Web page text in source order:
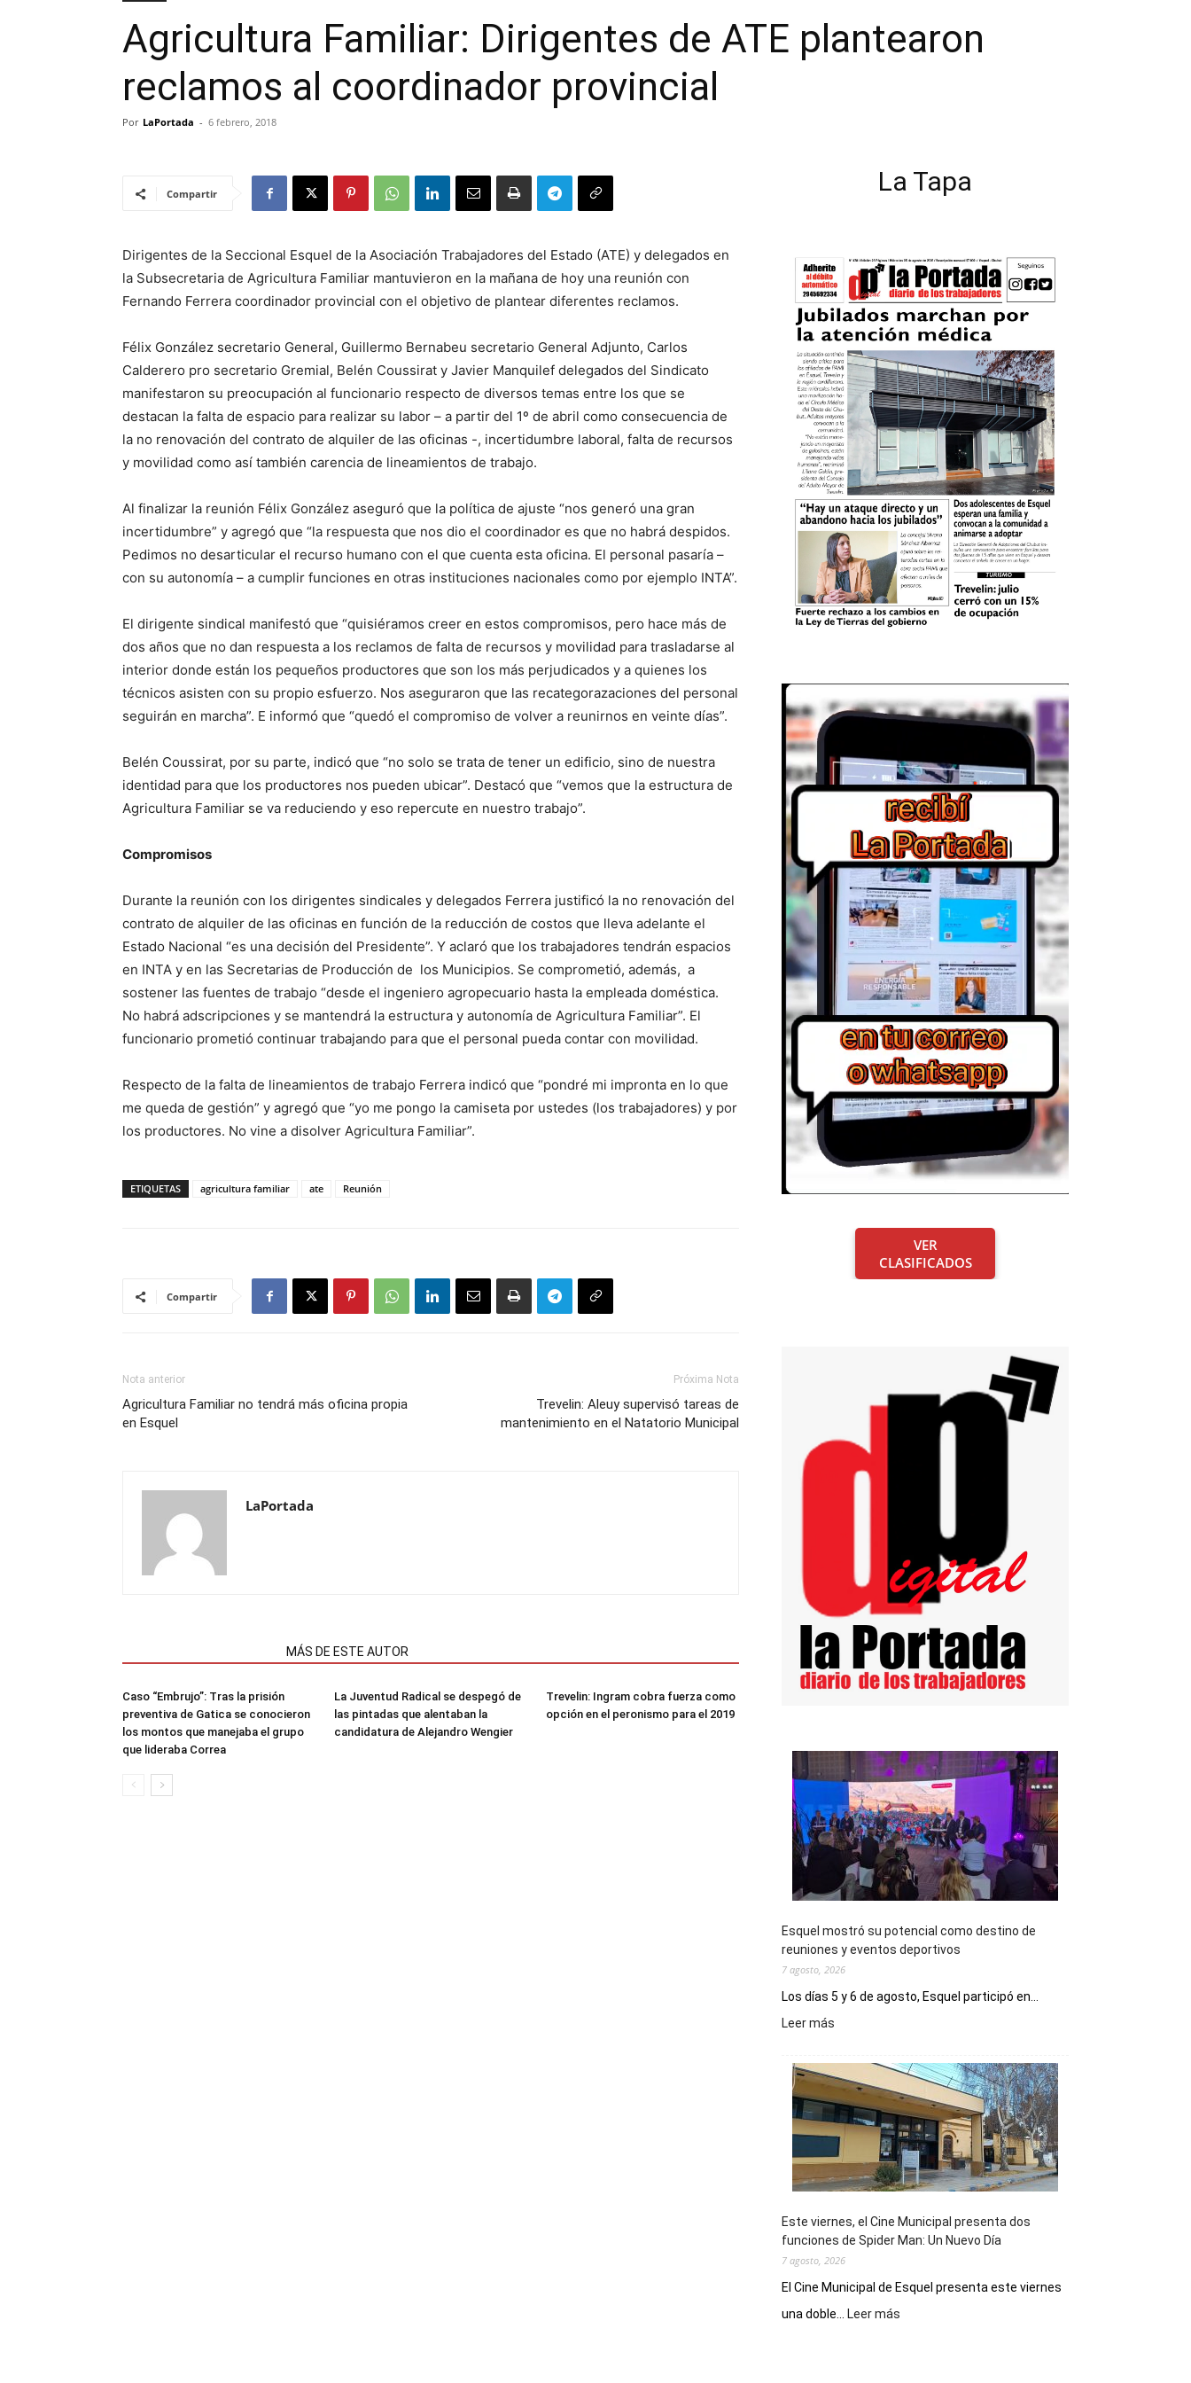
Agricultura Familiar: Dirigentes de ATE plantearon
reclamos al coordinador provincial
Por LaPortada - 6 febrero, 2018
Compartir
Dirigentes de la Seccional Esquel de la Asociación Trabajadores del Estado (ATE) y delegados en
la Subsecretaria de Agricultura Familiar mantuvieron en la mañana de hoy una reunión con
Fernando Ferrera coordinador provincial con el objetivo de plantear diferentes reclamos.
Félix González secretario General, Guillermo Bernabeu secretario General Adjunto, Carlos
Calderero pro secretario Gremial, Belén Coussirat y Javier Manquilef delegados del Sindicato
manifestaron su preocupación al funcionario respecto de diversos temas entre los que se
destacan la falta de espacio para realizar su labor – a partir del 1º de abril como consecuencia de
la no renovación del contrato de alquiler de las oficinas -, incertidumbre laboral, falta de recursos
y movilidad como así también carencia de lineamientos de trabajo.
Al finalizar la reunión Félix González aseguró que la política de ajuste “nos generó una gran
incertidumbre” y agregó que “la respuesta que nos dio el coordinador es que no habrá despidos.
Pedimos no desarticular el recurso humano con el que cuenta esta oficina. El personal pasaría –
con su autonomía – a cumplir funciones en otras instituciones nacionales como por ejemplo INTA”.
El dirigente sindical manifestó que “quisiéramos creer en estos compromisos, pero hace más de
dos años que no dan respuesta a los reclamos de falta de recursos y movilidad para trasladarse al
interior donde están los pequeños productores que son los más perjudicados y a quienes los
técnicos asisten con su propio esfuerzo. Nos aseguraron que las recategorazaciones del personal
seguirán en marcha”. E informó que “quedó el compromiso de volver a reunirnos en veinte días”.
Belén Coussirat, por su parte, indicó que “no solo se trata de tener un edificio, sino de nuestra
identidad para que los productores nos pueden ubicar”. Destacó que “vemos que la estructura de
Agricultura Familiar se va reduciendo y eso repercute en nuestro trabajo”.
Compromisos
Durante la reunión con los dirigentes sindicales y delegados Ferrera justificó la no renovación del
contrato de alquiler de las oficinas en función de la reducción de costos que lleva adelante el
Estado Nacional “es una decisión del Presidente”. Y aclaró que los trabajadores tendrán espacios
en INTA y en las Secretarias de Producción de los Municipios. Se comprometió, además, a
sostener las fuentes de trabajo “desde el ingeniero agropecuario hasta la empleada doméstica.
No habrá adscripciones y se mantendrá la estructura y autonomía de Agricultura Familiar”. El
funcionario prometió continuar trabajando para que el personal pueda contar con movilidad.
Respecto de la falta de lineamientos de trabajo Ferrera indicó que “pondré mi impronta en lo que
me queda de gestión” y agregó que “yo me pongo la camiseta por ustedes (los trabajadores) y por
los productores. No vine a disolver Agricultura Familiar”.
ETIQUETAS agricultura familiar ate Reunión
Compartir
Nota anterior
Agricultura Familiar no tendrá más oficina propia
en Esquel
Próxima Nota
Trevelin: Aleuy supervisó tareas de
mantenimiento en el Natatorio Municipal
LaPortada
MÁS DE ESTE AUTOR
Caso “Embrujo”: Tras la prisión
preventiva de Gatica se conocieron
los montos que manejaba el grupo
que lideraba Correa
La Juventud Radical se despegó de
las pintadas que alentaban la
candidatura de Alejandro Wengier
Trevelin: Ingram cobra fuerza como
opción en el peronismo para el 2019
La Tapa
VER
CLASIFICADOS
Esquel mostró su potencial como destino de
reuniones y eventos deportivos
7 agosto, 2026
Los días 5 y 6 de agosto, Esquel participó en...
Leer más
su
potencial
como
destino
de
reuniones
y
deportivos
Este viernes, el Cine Municipal presenta dos
funciones de Spider Man: Un Nuevo Día
7 agosto, 2026
El Cine Municipal de Esquel presenta este viernes
una doble...
Leer más